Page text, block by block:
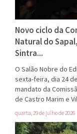
Novo ciclo da
Natural do
Sintra...
O Salão Nobre do
sexta-feira, dia 24
mandato da
de Castro Marim e
quarta, 29 de julho de 2026